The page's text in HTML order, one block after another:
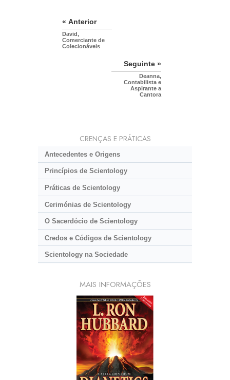
« Anterior
David,
Comerciante de
Colecionáveis
Seguinte »
Deanna,
Contabilista e
Aspirante a
Cantora
CRENÇAS E PRÁTICAS
Antecedentes e Origens
Princípios de Scientology
Práticas de Scientology
Cerimónias de Scientology
O Sacerdócio de Scientology
Credos e Códigos de Scientology
Scientology na Sociedade
MAIS INFORMAÇÕES